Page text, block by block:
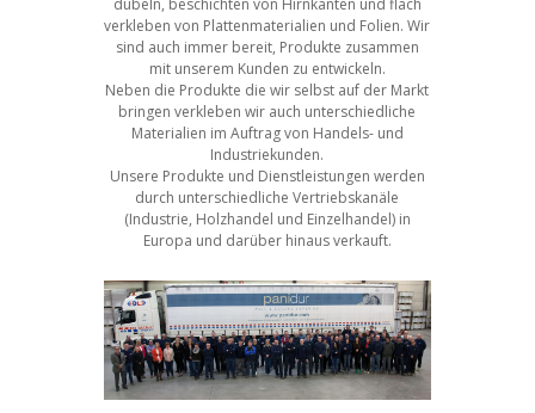
dübeln, beschichten von Hirnkanten und flach
verkleben von Plattenmaterialien und Folien. Wir
sind auch immer bereit, Produkte zusammen
mit unserem Kunden zu entwickeln.
Neben die Produkte die wir selbst auf der Markt
bringen verkleben wir auch unterschiedliche
Materialien im Auftrag von Handels- und
Industriekunden.
Unsere Produkte und Dienstleistungen werden
durch unterschiedliche Vertriebskanäle
(Industrie, Holzhandel und Einzelhandel) in
Europa und darüber hinaus verkauft.